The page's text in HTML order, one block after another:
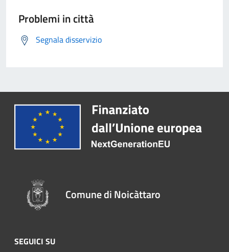
Problemi in città
Segnala disservizio
Comune di Noicàttaro
SEGUICI SU